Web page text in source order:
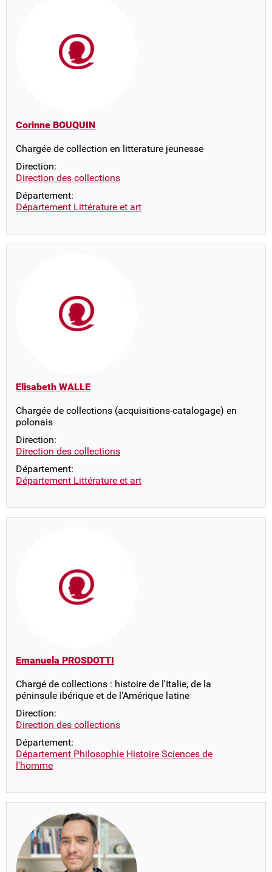
Corinne BOUQUIN
Chargée de collection en litterature jeunesse
Direction:
Direction des collections
Département:
Département Littérature et art
Elisabeth WALLE
Chargée de collections (acquisitions-catalogage) en
polonais
Direction:
Direction des collections
Département:
Département Littérature et art
Emanuela PROSDOTTI
Chargé de collections : histoire de l'Italie, de la
péninsule ibérique et de l'Amérique latine
Direction:
Direction des collections
Département:
Département Philosophie Histoire Sciences de
l'homme